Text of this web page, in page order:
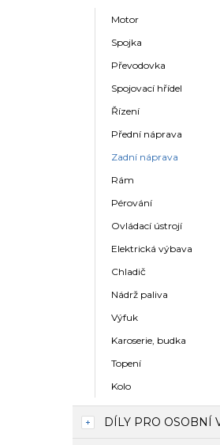
Motor
Spojka
Převodovka
Spojovací hřídel
Řízení
Přední náprava
Zadní náprava
Rám
Pérování
Ovládací ústrojí
Elektrická výbava
Chladič
Nádrž paliva
Výfuk
Karoserie, budka
Topení
Kolo
DÍLY PRO OSOBNÍ